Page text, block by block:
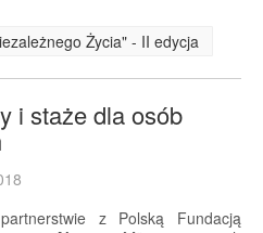
Życia" - II edycja
i staże dla osób
z Polską Fundacją